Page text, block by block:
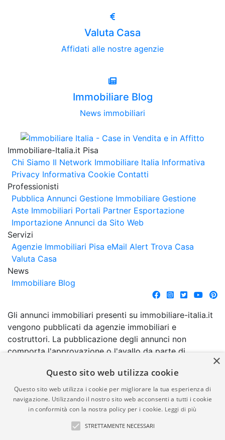
Valuta Casa
Affidati alle nostre agenzie
Immobiliare Blog
News immobiliari
Immobiliare-Italia.it Pisa
Chi Siamo Il Network Immobiliare Italia Informativa
Privacy Informativa Cookie Contatti
Professionisti
Pubblica Annunci Gestione Immobiliare Gestione
Aste Immobiliari Portali Partner Esportazione
Importazione Annunci da Sito Web
Servizi
Agenzie Immobiliari Pisa eMail Alert Trova Casa
Valuta Casa
News
Immobiliare Blog
Gli annunci immobiliari presenti su immobiliare-italia.it
vengono pubblicati da agenzie immobiliari e
costruttori. La pubblicazione degli annunci non
comporta l'approvazione o l'avallo da parte di
garanzia da parte di quest'ultima. immobiliare-italia.it
quindi non è responsabile della veridicità, della
correttezza, della completezza, della normativa in
materia di privacy e/o di alcun altro aspetto dei
suddetti annunci.
×
Questo sito web utilizza cookie
Questo sito web utilizza i cookie per migliorare la tua esperienza di
navigazione. Utilizzando il nostro sito web acconsenti a tutti i cookie
in conformità con la nostra policy per i cookie. Leggi di più
STRETTAMENTE NECESSARI